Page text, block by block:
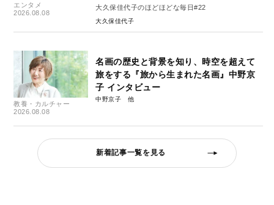
エンタメ
2026.08.08
大久保佳代子のほどほどな毎日#22
大久保佳代子
教養・カルチャー
2026.08.08
名画の歴史と背景を知り、時空を超えて
旅をする『旅から生まれた名画』中野京
子 インタビュー
中野京子
新着記事一覧を見る